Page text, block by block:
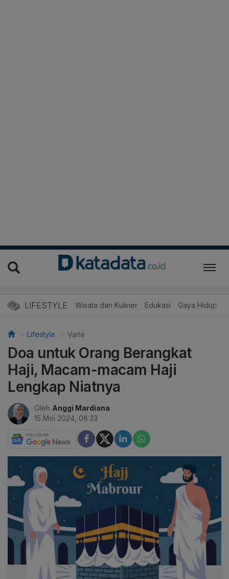
LIFESTYLE Wisata dan Kuliner Edukasi Gaya Hidup
Lifestyle Varia
Doa untuk Orang Berangkat
Haji, Macam-macam Haji
Lengkap Niatnya
Oleh Anggi Mardiana
15 Mei 2024, 08:33